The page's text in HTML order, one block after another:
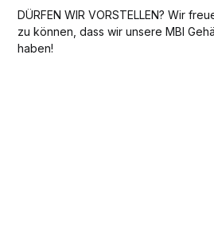
DÜRFEN WIR VORSTELLEN? Wir
zu können, dass wir unsere MBI
haben!